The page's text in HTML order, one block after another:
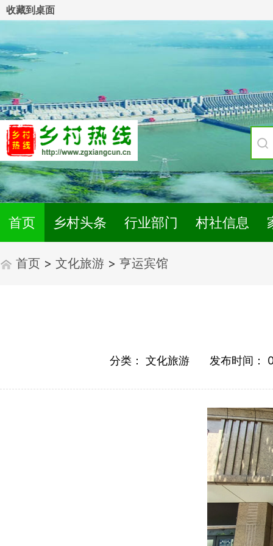
收藏到桌面
首页 乡村头条 行业部门 村社信息
首页 > 文化旅游 > 亨运宾馆
分类： 文化旅游 发布时间：